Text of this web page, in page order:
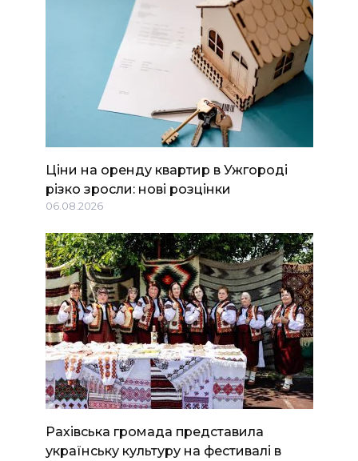
Ціни на оренду квартир в Ужгороді
різко зросли: нові розцінки
06.08.2026
Рахівська громада представила
українську культуру на фестивалі в